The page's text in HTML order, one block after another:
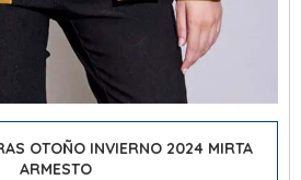
OTOÑO INVIERNO 2024 MIRTA
ARMESTO